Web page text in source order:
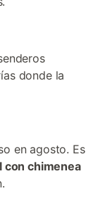
donde la
en agosto. Es
con chimenea